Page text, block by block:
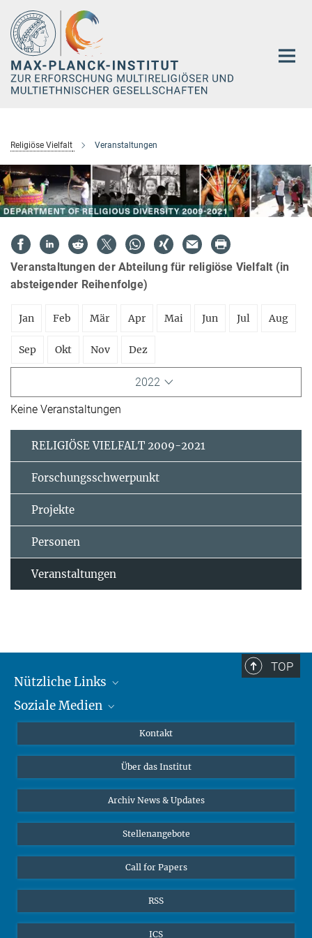
Hauptinhalt
Religiöse Vielfalt Veranstaltungen
Veranstaltungen der Abteilung für religiöse Vielfalt (in
absteigender Reihenfolge)
Jan Feb Mär Apr Mai Jun Jul Aug
Sep Okt Nov Dez
2022
Keine Veranstaltungen
RELIGIÖSE VIELFALT 2009-2021
Forschungsschwerpunkt
Projekte
Personen
Veranstaltungen
TOP
Nützliche Links
MMG Alumni Corner
Online-Vorträge
Interviews zum Thema "Diversity"
Soziale Medien
Bluesky
Kontakt
Über das Institut
Archiv News & Updates
Stellenangebote
Call for Papers
RSS
ICS